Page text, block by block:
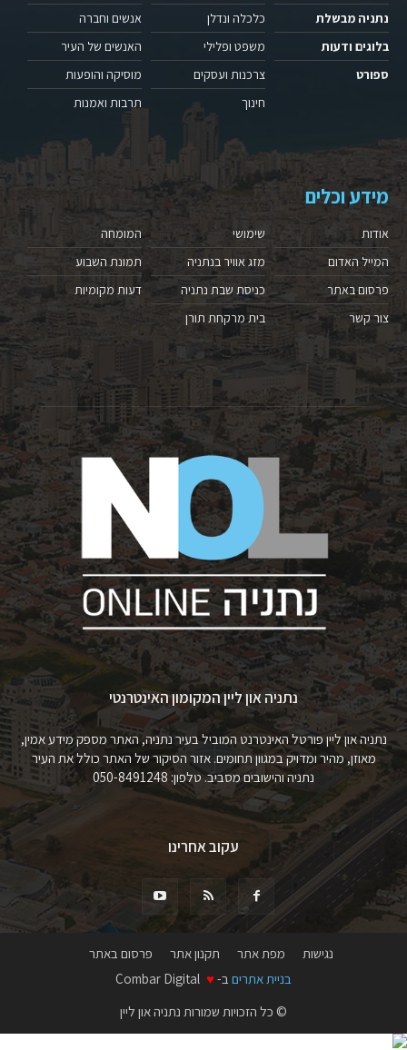
נתניה מבשלת
בלוגים ודעות
ספורט
כלכלה ונדלן
משפט ופלילי
צרכנות ועסקים
חינוך
אנשים וחברה
האנשים של העיר
מוסיקה והופעות
תרבות ואמנות
מידע וכלים
אודות
המייל האדום
פרסום באתר
צור קשר
שימושי
מזג אוויר בנתניה
כניסת שבת נתניה
בית מרקחת תורן
המומחה
תמונת השבוע
דעות מקומיות
נתניה און ליין המקומון האינטרנטי
נתניה און ליין פורטל האינטרנט המוביל בעיר נתניה, האתר מספק מידע אמין,
מאוזן, מהיר ומדויק במגוון תחומים. אזור הסיקור של האתר כולל את העיר
נתניה והישובים מסביב. טלפון: 050-8491248
עקוב אחרינו
נגישות מפת אתר תקנון אתר
פרסום באתר
בניית אתרים ב- ♥
© כל הזכויות שמורות נתניה און ליין